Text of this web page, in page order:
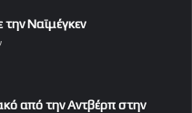
την Ναϊμέγκεν
από την Αντβέρπ στην